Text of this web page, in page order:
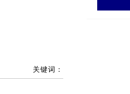
关键词：